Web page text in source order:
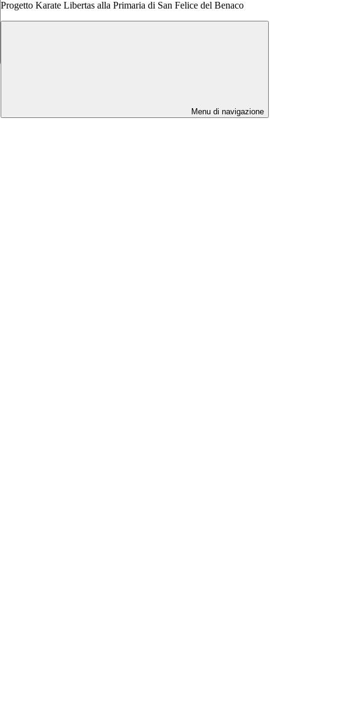
Progetto Karate Libertas alla Primaria di San Felice del Benaco
Menu di navigazione